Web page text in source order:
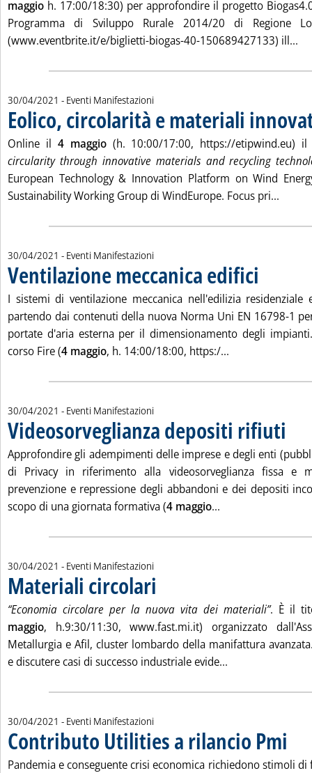
maggio h. 17:00/18:30) per approfondire il progetto
Programma di Sviluppo Rurale 2014/20 di Regione
(www.eventbrite.it/e/biglietti-biogas-40-150689427133) ill...
30/04/2021 - Eventi Manifestazioni
Eolico, circolarità e materiali
. Pubblicata venerdì 30 aprile 2021 alle 10.27.
Online il 4 maggio(h. 10:00/17:00, https://etipwind.eu)
circularity through innovative materials and recycling
European Technology & Innovation Platform on Wind
Sustainability Working Group di WindEurope. Focus pri...
30/04/2021 - Eventi Manifestazioni
Ventilazione meccanica edifici
. Pubblicata venerdì 30 aprile 2021 alle 10.27.
I sistemi di ventilazione meccanica nell'edilizia
partendo dai contenuti della nuova Norma Uni EN 16798-1
portate d'aria esterna per il dimensionamento degli
corso Fire (4 maggio, h. 14:00/18:00, https:/...
30/04/2021 - Eventi Manifestazioni
Videosorveglianza depositi rifiuti
. Pubblicata venerdì 30 aprile 2021 alle 10.27.
Approfondire gli adempimenti delle imprese e degli enti
di Privacy in riferimento alla videosorveglianza fissa e
prevenzione e repressione degli abbandoni e dei depositi
scopo di una giornata formativa (4 maggio...
30/04/2021 - Eventi Manifestazioni
Materiali circolari
. Pubblicata venerdì 30 aprile 2021 alle 10.26.
“Economia circolare per la nuova vita dei materiali”. È il
maggio, h.9:30/11:30, www.fast.mi.it) organizzato
Metallurgia e Afil, cluster lombardo della manifattura
e discutere casi di successo industriale evide...
30/04/2021 - Eventi Manifestazioni
Contributo Utilities a rilancio Pmi
. Pubblicata venerdì 30 aprile 2021 alle 10.26.
Pandemia e conseguente crisi economica richiedono stimoli di